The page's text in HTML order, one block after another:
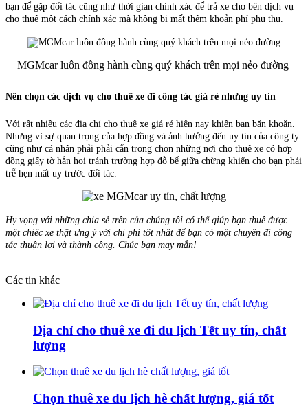
bạn để gặp đối tác cũng như thời gian chính xác để trả xe cho bên dịch vụ
cho thuê một cách chính xác mà không bị mất thêm khoản phí phụ thu.
MGMcar luôn đồng hành cùng quý khách trên mọi nẻo đường
Nên chọn các dịch vụ cho thuê xe đi công tác giá rẻ nhưng uy tín
Với rất nhiều các địa chỉ cho thuê xe giá rẻ hiện nay khiến bạn băn khoăn.
Nhưng vì sự quan trọng của hợp đồng và ảnh hưởng đến uy tín của công ty
cũng như cá nhân phải phải cẩn trọng chọn những nơi cho thuê xe có hợp
đồng giấy tờ hẳn hoi tránh trường hợp đỗ bể giữa chừng khiến cho bạn phải
trễ hẹn mất uy trước đối tác.
Hy vọng với những chia sẻ trên của chúng tôi có thể giúp bạn thuê được
một chiếc xe thật ưng ý với chi phí tốt nhất để bạn có một chuyến đi công
tác thuận lợi và thành công. Chúc bạn may mắn!
Các tin khác
Địa chỉ cho thuê xe đi du lịch Tết uy tín, chất
lượng
Chọn thuê xe du lịch hè chất lượng, giá tốt